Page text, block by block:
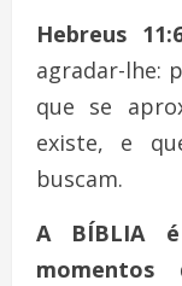
Hebreus
agradar-lhe:
que se
existe, e
buscam.
A BÍBLIA
momentos